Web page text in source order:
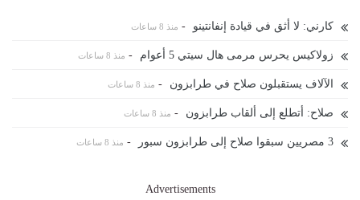
كارني: لا أثق في قيادة إنفانتينو - منذ 8 ساعات
زولاكيس يحرس مرمى هال سيتي 5 أعوام - منذ 8 ساعات
الآلاف يستقبلون صلاح في طرابزون - منذ 8 ساعات
صلاح: أتطلع إلى ألقاب طرابزون - منذ 8 ساعات
- منذ 8 ساعات
Advertisements